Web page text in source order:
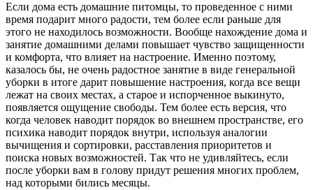
Если дома есть домашние питомцы, то проведенное с ними
время подарит много радости, тем более если раньше для
этого не находилось возможности. Вообще нахождение дома и
занятие домашними делами повышает чувство защищенности
и комфорта, что влияет на настроение. Именно поэтому,
казалось бы, не очень радостное занятие в виде генеральной
уборки в итоге дарит повышение настроения, когда все вещи
лежат на своих местах, а старое и испорченное выкинуто,
появляется ощущение свободы. Тем более есть версия, что
когда человек наводит порядок во внешнем пространстве, его
психика наводит порядок внутри, используя аналогии
вычищения и сортировки, расставления приоритетов и
поиска новых возможностей. Так что не удивляйтесь, если
после уборки вам в голову придут решения многих проблем,
над которыми бились месяцы.